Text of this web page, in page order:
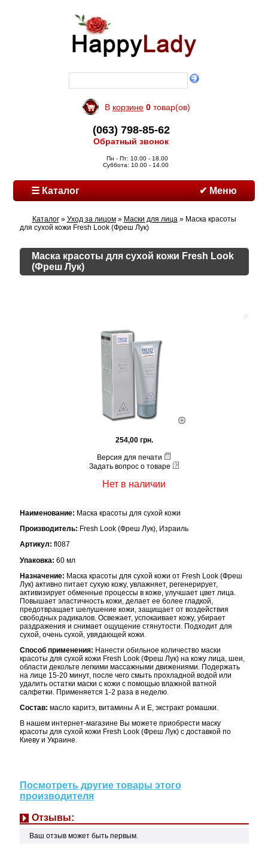
В корзине 0 товар(ов)
(063) 798-85-62
Обратный звонок
Пн - Пт: 10.00 - 18.00
Суббота: 10.00 - 14.00
☰ Каталог ✔ Меню
Каталог» Уход за лицом» Маски для лица» Маска красоты
для сухой кожи Fresh Look (Фреш Лук)
Маска красоты для сухой кожи Fresh Look
(Фреш Лук)
254,00 грн.
Версия для печати
Задать вопрос о товаре
Нет в наличии
Наименование: Маска красоты для сухой кожи
Производитель: Fresh Look (Фреш Лук), Израиль
Артикул: fl087
Упаковка: 60 мл
Назначение: Маска красоты для сухой кожи от Fresh Look (Фреш
Лук) активно питает сухую кожу, увлажняет, регенерирует,
активизирует обменные процессы в коже, улучшает цвет лица.
Повышает эластичность кожи, делает ее более гладкой,
предотвращает шелушение кожи, защищает от воздействия
свободных радикалов. Освежает, успокаивает кожу, убирает
раздражения и снимает ощущение стянутости. Подходит для
сухой, очень сухой, увядающей кожи.
Способ применения: Нанести обильное количество маски
красоты для сухой кожи Fresh Look (Фреш Лук) на кожу лица, шеи,
области декольте легкими массажными движениями. Подержать
на лице 15-20 минут, после чего смыть прохладной водой или
удалить остатки маски с кожи с помощью влажной ватной
салфетки. Применяется 1-2 раза в неделю.
Состав: масло каритэ, витамины А и Е, экстракт ромашки.
В нашем интернет-магазине Вы можете приобрести маску
красоты для сухой кожи Fresh Look (Фреш Лук) с доставкой по
Киеву и Украине.
Посмотреть другие товары этого
производителя
Отзывы:
Ваш отзыв может быть первым.